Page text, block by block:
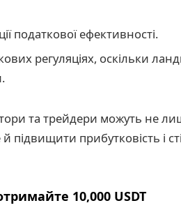
податкової ефективності.
регуляціях, оскільки
та трейдери можуть не
прибутковість і
10,000 USDT